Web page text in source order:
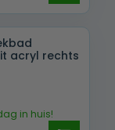
acryl rechts
in huis!